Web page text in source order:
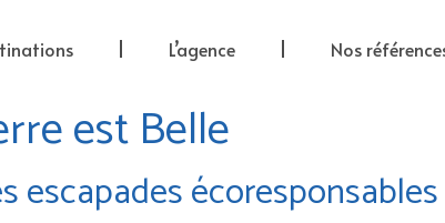
L’agence Nos
est Belle
escapades écoresponsables